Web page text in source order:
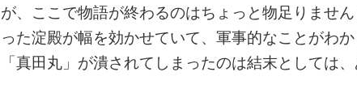
が、ここで物語が終わるのはちょっと物足りませ
った淀殿が幅を効かせていて、軍事的なことがわ
「真田丸」が潰されてしまったのは結末としては、